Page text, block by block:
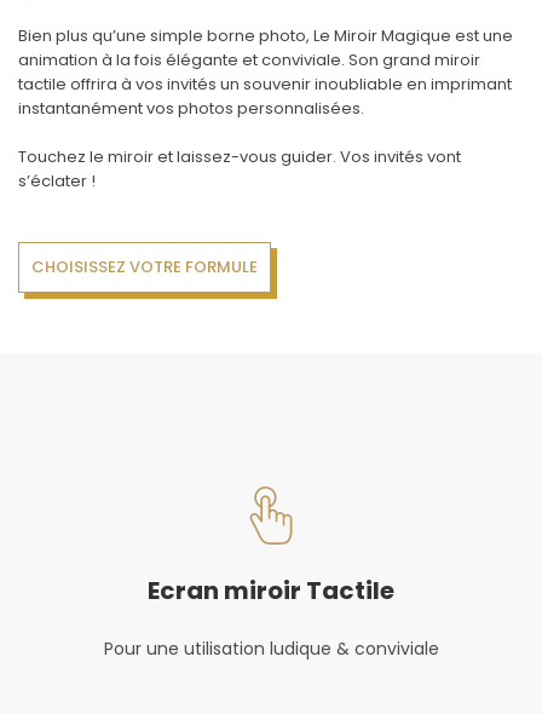
Bien plus qu’une simple borne photo, Le Miroir Magique est une
animation à la fois élégante et conviviale. Son grand miroir
tactile offrira à vos invités un souvenir inoubliable en imprimant
instantanément vos photos personnalisées.
Touchez le miroir et laissez-vous guider. Vos invités vont
s’éclater !
CHOISISSEZ VOTRE FORMULE
Ecran miroir Tactile
Pour une utilisation ludique & conviviale